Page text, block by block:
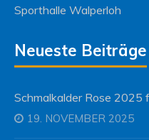
Sporthalle Walperloh
Neueste Beiträge
Schmalkalder Rose 2025
19. NOVEMBER 2025